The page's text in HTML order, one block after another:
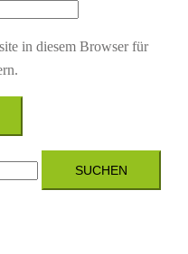
in diesem Browser für